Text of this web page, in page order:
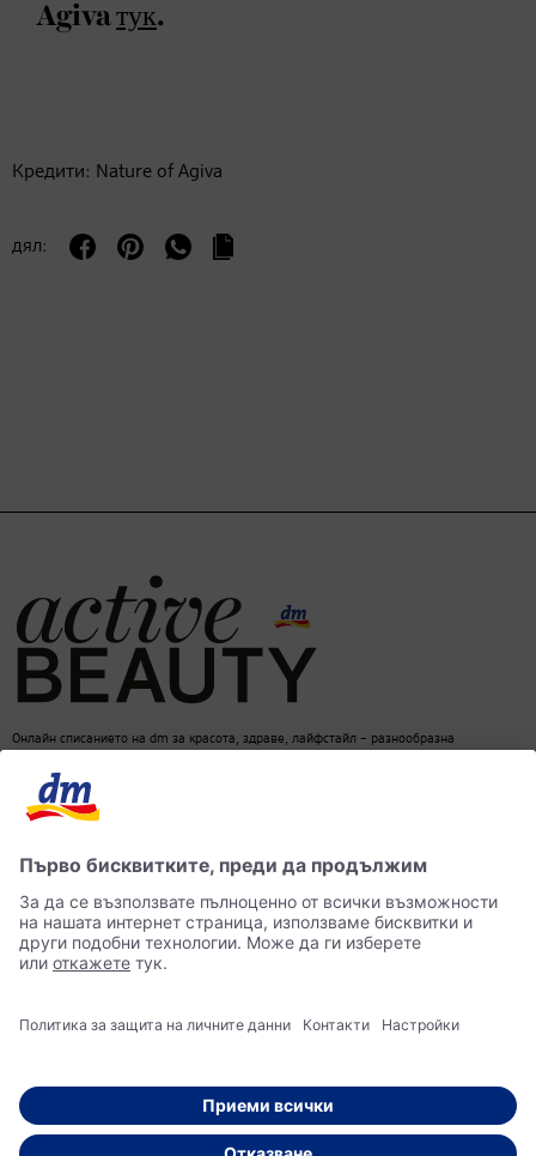
Agivaтук.
Кредити: Nature of Agiva
дял:
Онлайн списанието на dm за красота, здраве, лайфстайл – разнообразна
dm онлайн магазин Контакти Лични данни
достъпност
© 2026 dm България ЕООД Моят магазин за козметика, парфюмерия, бебешки
продукти, здравословно хранене, стоки за дома, храна за домашни любимци и много
други.